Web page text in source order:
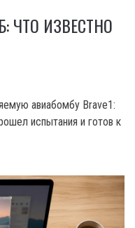
ЧТО ИЗВЕСТНО
авиабомбу Brave1:
испытания и готов к